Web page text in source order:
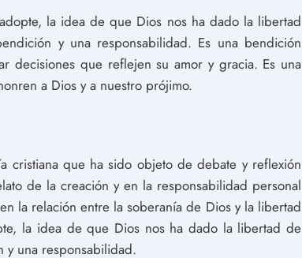
la idea de que Dios nos ha dado la libertad
y una responsabilidad. Es una bendición
decisiones que reflejen su amor y gracia. Es una
a Dios y a nuestro prójimo.
cristiana que ha sido objeto de debate y reflexión
de la creación y en la responsabilidad personal
la relación entre la soberanía de Dios y la libertad
la idea de que Dios nos ha dado la libertad de
y una responsabilidad.